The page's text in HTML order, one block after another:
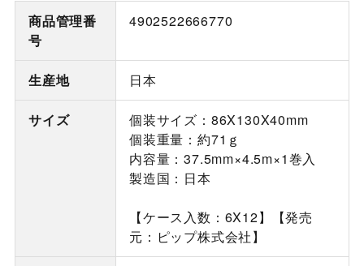
商品管理番
号
4902522666770
生産地 日本
サイズ
個装サイズ：86X130X40mm
個装重量：約71ｇ
内容量：37.5mm×4.5m×1巻入
製造国：日本
【ケース入数：6X12】【発売
元：ピップ株式会社】